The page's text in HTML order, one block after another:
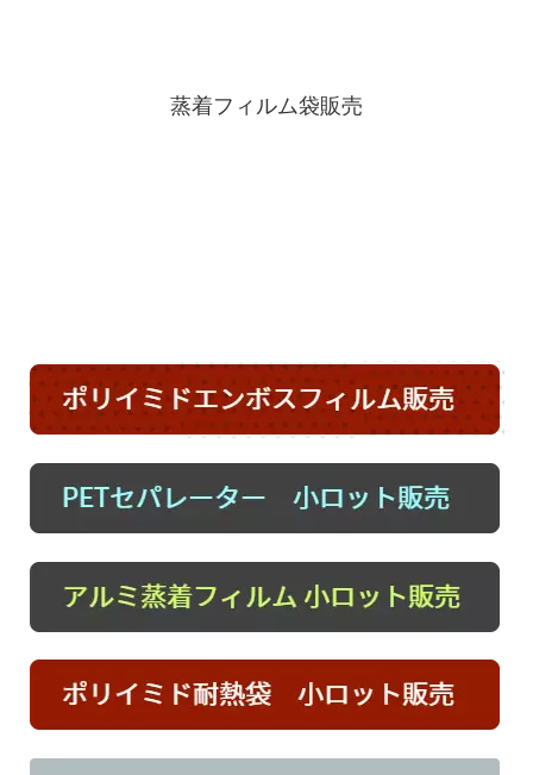
蒸着フィルム袋販売